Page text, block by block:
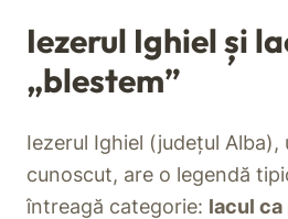
Iezerul Ighiel și
„blestem”
Iezerul Ighiel (județul Alba),
cunoscut, are o legendă
întreagă categorie: lacul ca